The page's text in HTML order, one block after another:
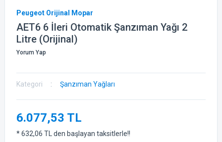
Peugeot Orijinal Mopar
AET6 6 İleri Otomatik Şanzıman Yağı 2
Litre (Orijinal)
Yorum Yap
Kategori Şanzıman Yağları
6.077,53 TL
* 632,06 TL den başlayan taksitlerle!!